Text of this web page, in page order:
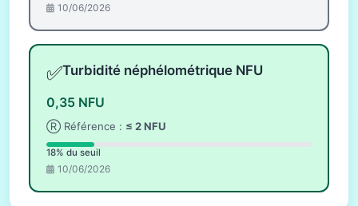
10/06/2026
✅Turbidité néphélométrique NFU
0,35 NFU
Ⓡ Référence : ≤ 2 NFU
18% du seuil
10/06/2026